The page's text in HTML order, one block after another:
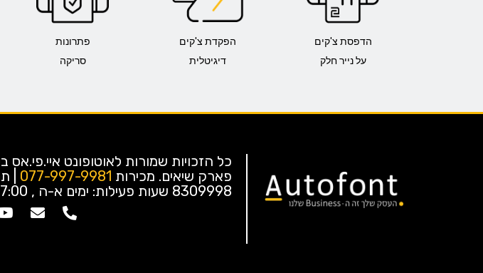
הדפסת צ'קים
על נייר חלק
הפקדת צ'קים
דיגיטלית
פתרונות
סריקה
פארק שיאים. מכירות 077-997-9981
|
8309998 שעות פעילות: ימים א-ה , 09:00-17:00